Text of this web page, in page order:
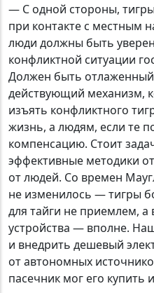
— С одной стороны,
при контакте с местным
люди должны быть
конфликтной ситуации
Должен быть
действующий механизм,
изъять конфликтного
жизнь, а людям, если те
компенсацию. Стоит
эффективные методики
от людей. Со времен
не изменилось — тигры
для тайги не приемлем, а
устройства — вполне.
и внедрить дешевый
от автономных
пасечник мог его купить